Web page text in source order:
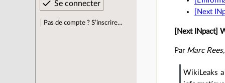
Pas de compte ? S’inscrire…
[Next
[Next INpact]
Par Marc Rees
WikiLeaks